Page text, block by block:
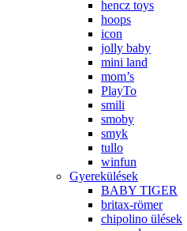
hencz toys
hoops
icon
jolly baby
mini land
mom’s
PlayTo
smili
smoby
smyk
tullo
winfun
Gyerekülések
BABY TIGER
britax-römer
chipolino ülések